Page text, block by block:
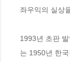
좌우익의 실상
1993년 초판
는 1950년 한